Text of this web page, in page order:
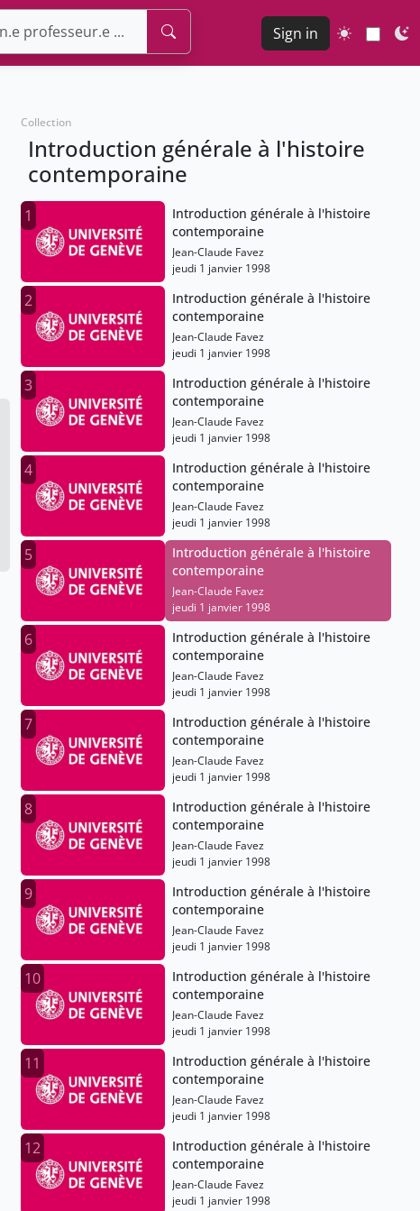
Sign in
Collection
Introduction générale à l'histoire
contemporaine
1
Introduction générale à l'histoire
contemporaine
Jean-Claude Favez
jeudi 1 janvier 1998
2
Introduction générale à l'histoire
contemporaine
Jean-Claude Favez
jeudi 1 janvier 1998
3
Introduction générale à l'histoire
contemporaine
Jean-Claude Favez
jeudi 1 janvier 1998
4
Introduction générale à l'histoire
contemporaine
Jean-Claude Favez
jeudi 1 janvier 1998
5
Introduction générale à l'histoire
contemporaine
Jean-Claude Favez
jeudi 1 janvier 1998
6
Introduction générale à l'histoire
contemporaine
Jean-Claude Favez
jeudi 1 janvier 1998
7
Introduction générale à l'histoire
contemporaine
Jean-Claude Favez
jeudi 1 janvier 1998
8
Introduction générale à l'histoire
contemporaine
Jean-Claude Favez
jeudi 1 janvier 1998
9
Introduction générale à l'histoire
contemporaine
Jean-Claude Favez
jeudi 1 janvier 1998
10
Introduction générale à l'histoire
contemporaine
Jean-Claude Favez
jeudi 1 janvier 1998
11
Introduction générale à l'histoire
contemporaine
Jean-Claude Favez
jeudi 1 janvier 1998
12
Introduction générale à l'histoire
contemporaine
Jean-Claude Favez
jeudi 1 janvier 1998